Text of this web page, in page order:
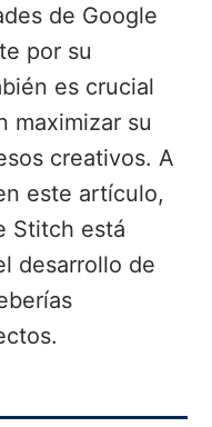
de Google
por su
es crucial
maximizar su
creativos. A
este artículo,
Stitch está
desarrollo de